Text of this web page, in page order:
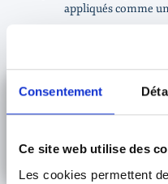
Consentement
Ce site web utilise des
Les cookies permettent
appliqués comme
là automatique.